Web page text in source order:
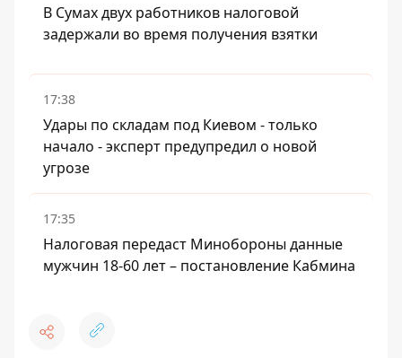
В Сумах двух работников налоговой
задержали во время получения взятки
17:38
Удары по складам под Киевом - только
начало - эксперт предупредил о новой
угрозе
17:35
Налоговая передаст Минобороны данные
мужчин 18-60 лет – постановление Кабмина